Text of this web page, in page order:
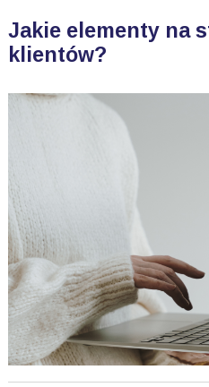
Jakie elementy na
klientów?